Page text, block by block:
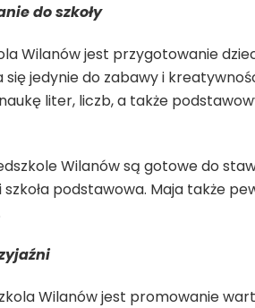
do szkoły
Wilanów jest przygotowanie
jedynie do zabawy i
liter, liczb, a także
Wilanów są gotowe do
podstawowa. Maja także
Wilanów jest promowanie